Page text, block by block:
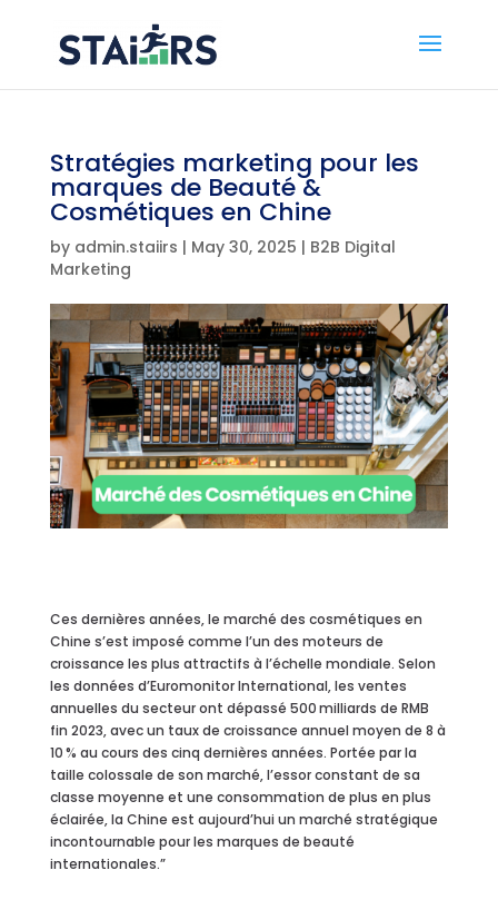
Stratégies marketing pour les
marques de Beauté &
Cosmétiques en Chine
by admin.staiirs | May 30, 2025 | B2B Digital
Marketing
Ces dernières années, le marché des cosmétiques en
Chine s’est imposé comme l’un des moteurs de
croissance les plus attractifs à l’échelle mondiale. Selon
les données d’Euromonitor International, les ventes
annuelles du secteur ont dépassé 500 milliards de RMB
fin 2023, avec un taux de croissance annuel moyen de 8 à
10 % au cours des cinq dernières années. Portée par la
taille colossale de son marché, l’essor constant de sa
classe moyenne et une consommation de plus en plus
éclairée, la Chine est aujourd’hui un marché stratégique
incontournable pour les marques de beauté
internationales.”